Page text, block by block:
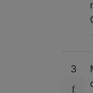
3